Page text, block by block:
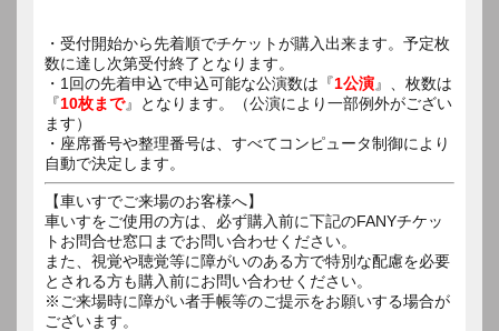
・受付開始から先着順でチケットが購入出来ます。予定枚
数に達し次第受付終了となります。
・1回の先着申込で申込可能な公演数は『1公演』、枚数は
『10枚まで』となります。（公演により一部例外がござい
ます）
・座席番号や整理番号は、すべてコンピュータ制御により
自動で決定します。
【車いすでご来場のお客様へ】
車いすをご使用の方は、必ず購入前に下記のFANYチケッ
トお問合せ窓口までお問い合わせください。
また、視覚や聴覚等に障がいのある方で特別な配慮を必要
とされる方も購入前にお問い合わせください。
※ご来場時に障がい者手帳等のご提示をお願いする場合が
ございます。